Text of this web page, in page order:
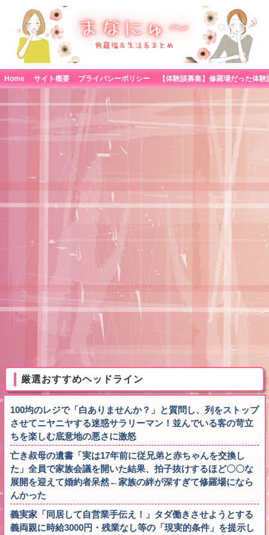
Home サイト概要 プライバシーポリシー
厳選おすすめヘッドライン
100均のレジで「白ありませんか？」と質問し、列をストップ
させてニヤニヤする迷惑サラリーマン！並んでいる客の苛立
ちを楽しむ底意地の悪さに激怒
亡き叔母の遺書「実は17年前に従兄弟と赤ちゃんを交換し
た」全員で家族会議を開いた結果、拍子抜けするほど〇〇な
展開を迎えて婚約者呆然←家族の絆が深すぎて修羅場になら
んかった
義実家「同居して自営業手伝え！」タダ働きさせようとする
義両親に時給3000円・残業なし等の「現実的条件」を提示し